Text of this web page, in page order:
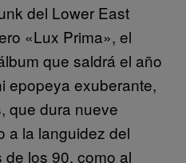
del Lower East
«Lux Prima», el
que saldrá el año
epopeya exuberante,
que dura nueve
a la languidez del
los 90, como al